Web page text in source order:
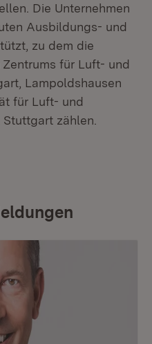
Die Unternehmen
Ausbildungs- und
zu dem die
für Luft- und
Lampoldshausen
für Luft- und
zählen.